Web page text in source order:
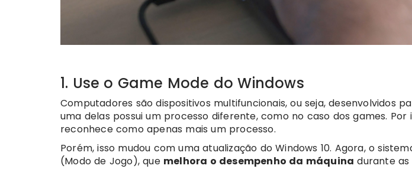
1. Use o Game Mode do Windows
Computadores são dispositivos multifuncionais, ou seja, desenvolvidos
uma delas possui um processo diferente, como no caso dos games. Por
reconhece como apenas mais um processo.
Porém, isso mudou com uma atualização do Windows 10. Agora, o
(Modo de Jogo), que melhora o desempenho da máquina durante as